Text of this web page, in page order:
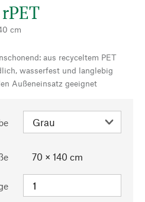
cm
aus recyceltem PET
wasserfest und langlebig
Außeneinsatz geeignet
70 × 140 cm